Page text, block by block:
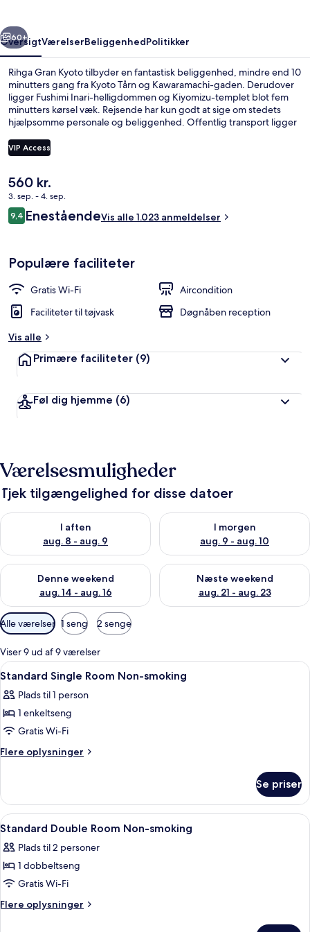
Næste
60+
OversigtVærelserBeliggenhedPolitikker
Rihga Gran Kyoto tilbyder en fantastisk beliggenhed, mindre end 10
minutters gang fra Kyoto Tårn og Kawaramachi-gaden. Derudover
ligger Fushimi Inari-helligdommen og Kiyomizu-templet blot fem
minutters kørsel væk. Rejsende har kun godt at sige om stedets
hjælpsomme personale og beliggenhed. Offentlig transport ligger
Jujo Subwaystation ligger 13 minutter derfra.
VIP Access
Den
nuværende
pris
er
560 kr.
3. sep. - 4. sep.
Anmeldelser
9,49,4 ud af 10.
EneståendeVis alle 1.023 anmeldelser
Populære faciliteter
Gratis Wi-Fi
Aircondition
Faciliteter til tøjvask
Døgnåben reception
Vis alle
Primære faciliteter (9)
Føl dig hjemme (6)
Værelsesmuligheder
Tjek tilgængelighed for disse datoer
I aften
aug. 8 - aug. 9
Tjek tilgængelighed for i aften aug. 8 - aug. 9
I morgen
aug. 9 - aug. 10
Tjek tilgængelighed for i
Denne weekend
aug. 14 - aug. 16
Tjek tilgængelighed for denne weekend aug. 14 - aug. 16
Næste weekend
aug. 21 - aug. 23
Tjek tilgængelighed for næste
Tilgængelige
filtre
for
værelser
Alle værelser 1 seng 2 senge
Viser 9 ud af 9 værelser
Indlæs
alle
billeder
af
Standard
Single
smoking
Et hotelværelse med en stor seng,
1
Standard Single Room Non-smoking
Plads til 1 person
1 enkeltseng
Gratis Wi-Fi
Flere oplysninger
Flere
Single
Room
Non-
Se priser
Indlæs
alle
billeder
af
Standard
Double
Et hotelværelse med seng,
1
Standard Double Room Non-smoking
Plads til 2 personer
1 dobbeltseng
Gratis Wi-Fi
Flere oplysninger
Flere